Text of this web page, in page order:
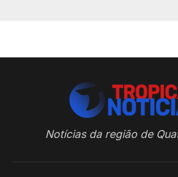
Notícias da região de